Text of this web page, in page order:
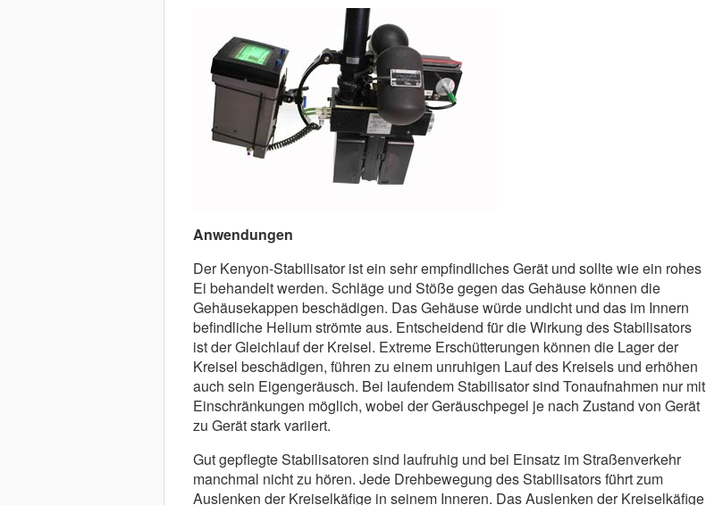
Anwendungen
Der Kenyon-Stabilisator ist ein sehr empfind­liches Gerät und sollte wie ein rohes
Ei behandelt werden. Schläge und Stöße gegen das Gehäuse können die
Gehäusekappen beschädigen. Das Gehäuse würde undicht und das im Innern
befindliche Helium strömte aus. Ent­scheidend fü̈r die Wirkung des Stabilisators
ist der Gleichlauf der Kreisel. Extreme Erschüt­terungen können die Lager der
Kreisel beschädigen, führen zu einem unruhigen Lauf des Kreisels und erhöhen
auch sein Eigengeräusch. Bei laufendem Stabilisator sind Tonaufnahmen nur mit
Einschränkungen möglich, wobei der Ge­räusch­pegel je nach Zustand von Gerät
zu Gerät stark variiert.
Gut gepflegte Stabilisatoren sind laufruhig und bei Einsatz im Straßenverkehr
manchmal nicht zu hören. Jede Drehbewegung des Stabilisators fü̈hrt zum
Auslenken der Kreiselkäfige in seinem ­Inneren. Das Auslenken der Kreiselkäfige